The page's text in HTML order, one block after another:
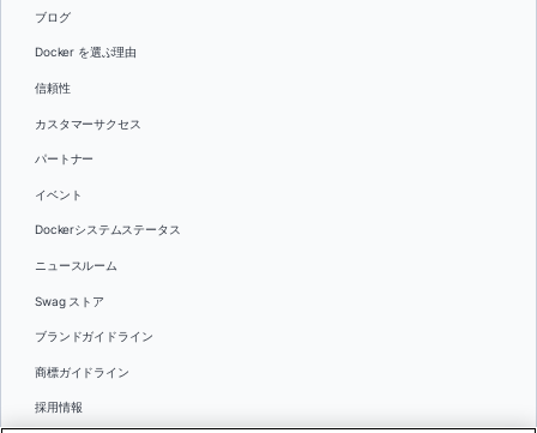
ブログ
Docker を選ぶ理由
信頼性
カスタマーサクセス
パートナー
イベント
Dockerシステムステータス
ニュースルーム
Swag ストア
ブランドガイドライン
商標ガイドライン
採用情報